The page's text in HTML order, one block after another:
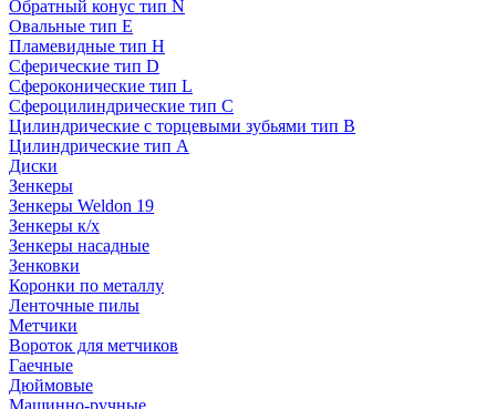
Обратный конус тип N
Овальные тип E
Пламевидные тип H
Сферические тип D
Сфероконические тип L
Сфероцилиндрические тип C
Цилиндрические с торцевыми зубьями тип B
Цилиндрические тип А
Диски
Зенкеры
Зенкеры Weldon 19
Зенкеры к/х
Зенкеры насадные
Зенковки
Коронки по металлу
Ленточные пилы
Метчики
Вороток для метчиков
Гаечные
Дюймовые
Машинно-ручные